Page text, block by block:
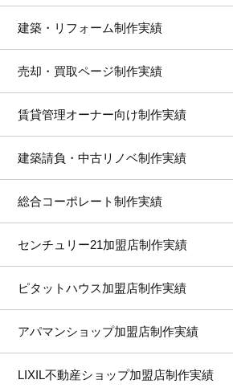
建築・リフォーム制作実績
売却・買取ページ制作実績
賃貸管理オーナー向け制作実績
建築請負・中古リノベ制作実績
総合コーポレート制作実績
センチュリー21加盟店制作実績
ピタットハウス加盟店制作実績
アパマンショップ加盟店制作実績
LIXIL不動産ショップ加盟店制作実績